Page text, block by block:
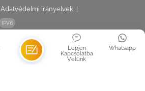
Adatvédelmi irányelvek
Whatsapp
Lépjen
Kapcsolatba
Velünk